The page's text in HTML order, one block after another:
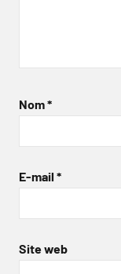
Nom*
E-mail *
Site web